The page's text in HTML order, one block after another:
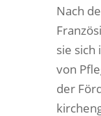
Nach
sie sich
von
der